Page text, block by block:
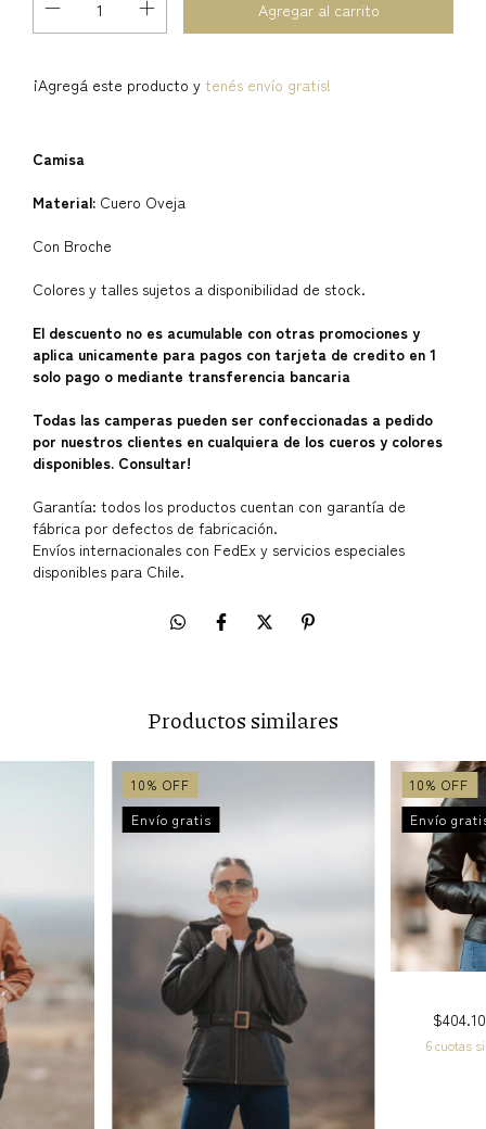
¡Agregá este producto y tenés envío gratis!
Camisa
Material: Cuero Oveja
Con Broche
Colores y talles sujetos a disponibilidad de stock.
El descuento no es acumulable con otras promociones y
aplica unicamente para pagos con tarjeta de credito en 1
solo pago o mediante transferencia bancaria
Todas las camperas pueden ser confeccionadas a pedido
por nuestros clientes en cualquiera de los cueros y colores
disponibles. Consultar!
Garantía: todos los productos cuentan con garantía de
fábrica por defectos de fabricación.
Envíos internacionales con FedEx y servicios especiales
disponibles para Chile.
Productos similares
10% OFF
Envío gratis
10%OFF
Envío
6cuotas